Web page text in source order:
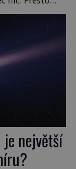
které
nález mění
příroda a
je největší